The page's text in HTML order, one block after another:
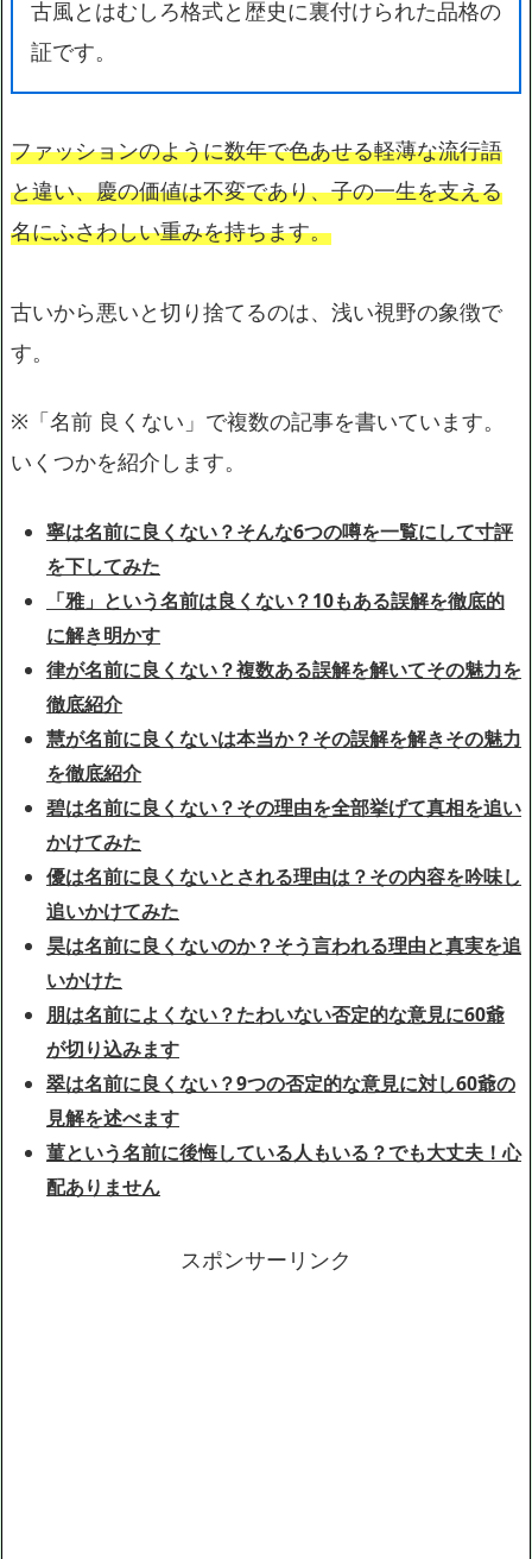
古風とはむしろ格式と歴史に裏付けられた品格の
証です。
ファッションのように数年で色あせる軽薄な流行語
と違い、慶の価値は不変であり、子の一生を支える
名にふさわしい重みを持ちます。
古いから悪いと切り捨てるのは、浅い視野の象徴で
す。
※「名前 良くない」で複数の記事を書いています。
いくつかを紹介します。
寧は名前に良くない？そんな6つの噂を一覧にして寸評
を下してみた
「雅」という名前は良くない？10もある誤解を徹底的
に解き明かす
律が名前に良くない？複数ある誤解を解いてその魅力を
徹底紹介
慧が名前に良くないは本当か？その誤解を解きその魅力
を徹底紹介
碧は名前に良くない？その理由を全部挙げて真相を追い
かけてみた
優は名前に良くないとされる理由は？その内容を吟味し
追いかけてみた
昊は名前に良くないのか？そう言われる理由と真実を追
いかけた
朋は名前によくない？たわいない否定的な意見に60爺
が切り込みます
翠は名前に良くない？9つの否定的な意見に対し60爺の
見解を述べます
菫という名前に後悔している人もいる？でも大丈夫！心
配ありません
スポンサーリンク